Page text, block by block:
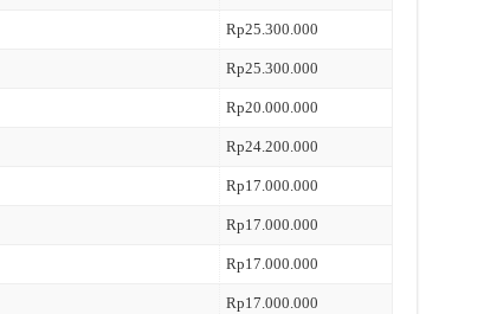
Rp25.300.000
Rp25.300.000
Rp20.000.000
Rp24.200.000
Rp17.000.000
Rp17.000.000
Rp17.000.000
Rp17.000.000